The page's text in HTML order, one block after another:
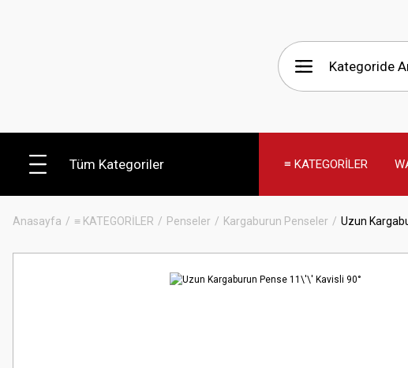
Tüm Kategoriler ≡ KATEGORİLER
Anasayfa ≡ KATEGORİLER Penseler Kargaburun Penseler Uzun